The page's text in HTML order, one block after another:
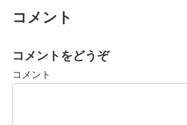
コメント
コメントをどうぞ
コメント